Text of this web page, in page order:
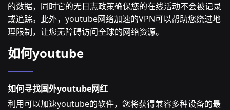
的数据，同时它的无日志政策确保您的在线活动不会被记录
或追踪。此外，youtube网络加速的VPN可以帮助您绕过地
理限制，让您无障碍访问全球的网络资源。
如何youtube
如何寻找国外youtube网红
利用可以加速youtube的软件，您将获得兼容多种设备的最